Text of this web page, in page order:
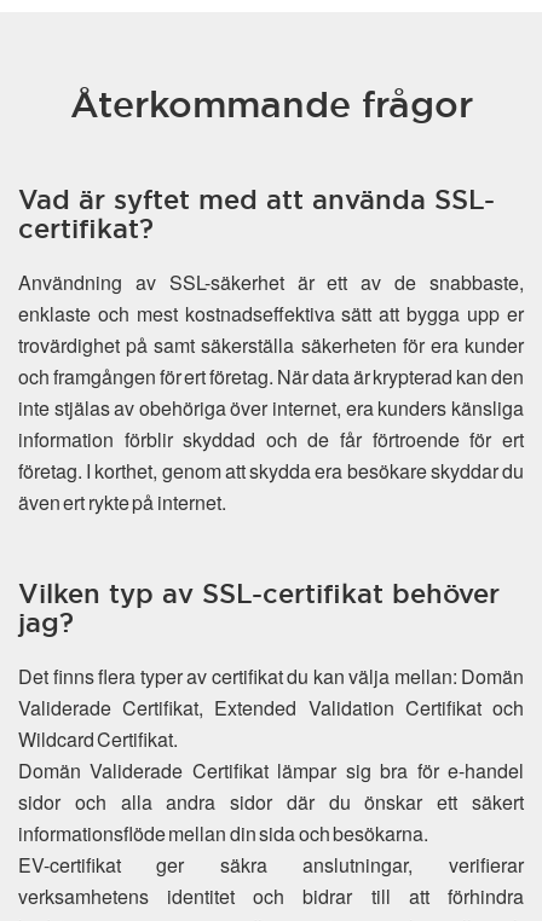
Återkommande frågor
Vad är syftet med att använda SSL-
certifikat?
Användning av SSL-säkerhet är ett av de snabbaste,
enklaste och mest kostnadseffektiva sätt att bygga upp er
trovärdighet på samt säkerställa säkerheten för era kunder
och framgången för ert företag. När data är krypterad kan den
inte stjälas av obehöriga över internet, era kunders känsliga
information förblir skyddad och de får förtroende för ert
företag. I korthet, genom att skydda era besökare skyddar du
även ert rykte på internet.
Vilken typ av SSL-certifikat behöver
jag?
Det finns flera typer av certifikat du kan välja mellan: Domän
Validerade Certifikat, Extended Validation Certifikat och
Wildcard Certifikat.
Domän Validerade Certifikat lämpar sig bra för e-handel
sidor och alla andra sidor där du önskar ett säkert
informationsflöde mellan din sida och besökarna.
EV-certifikat ger säkra anslutningar, verifierar
verksamhetens identitet och bidrar till att förhindra